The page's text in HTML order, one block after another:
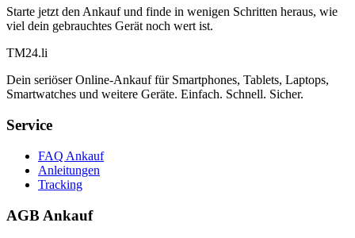
Starte jetzt den Ankauf und finde in wenigen Schritten heraus, wie
viel dein gebrauchtes Gerät noch wert ist.
TM24.li
Dein seriöser Online-Ankauf für Smartphones, Tablets, Laptops,
Smartwatches und weitere Geräte. Einfach. Schnell. Sicher.
Service
FAQ Ankauf
Anleitungen
Tracking
AGB Ankauf